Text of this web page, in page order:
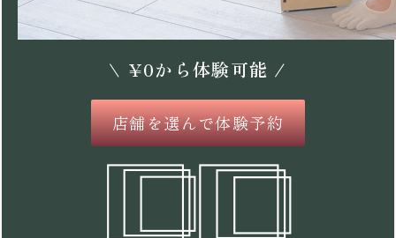
\ ¥0から体験可能 /
店舗を選んで体験予約